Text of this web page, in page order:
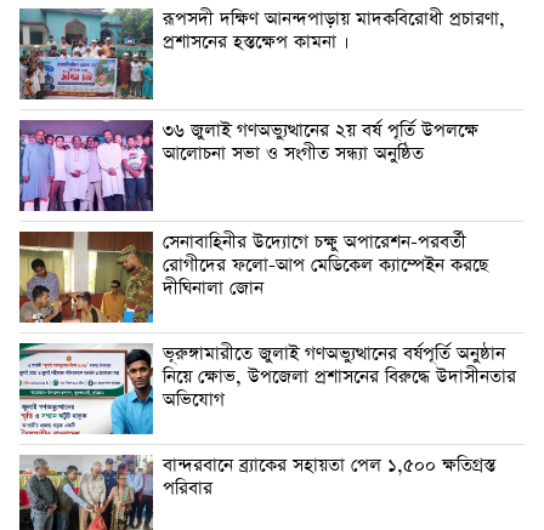
রূপসদী দক্ষিণ আনন্দপাড়ায় মাদকবিরোধী প্রচারণা,
প্রশাসনের হস্তক্ষেপ কামনা ‎।
৩৬ জুলাই গণঅভ্যুত্থানের ২য় বর্ষ পূর্তি উপলক্ষে
আলোচনা সভা ও সংগীত সন্ধ্যা অনুষ্ঠিত
সেনাবাহিনীর উদ্যোগে চক্ষু অপারেশন-পরবর্তী
রোগীদের ফলো-আপ মেডিকেল ক্যাম্পেইন করছে
দীঘিনালা জোন
ভূরুঙ্গামারীতে জুলাই গণঅভ্যুত্থানের বর্ষপূর্তি অনুষ্ঠান
নিয়ে ক্ষোভ, উপজেলা প্রশাসনের বিরুদ্ধে উদাসীনতার
অভিযোগ
বান্দরবানে ব্র্যাকের সহায়তা পেল ১,৫০০ ক্ষতিগ্রস্ত
পরিবার